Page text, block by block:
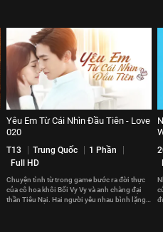
Yêu Em Từ Cái Nhìn Đầu Tiên - Love
020
T13 Trung Quốc
1 Phần
Full HD
Chuyện tình từ trong game bước ra đời thực
của cô hoa khôi Bối Vy Vy và anh chàng đại
thần Tiêu Nại. Hai người yêu nhau bình lặng